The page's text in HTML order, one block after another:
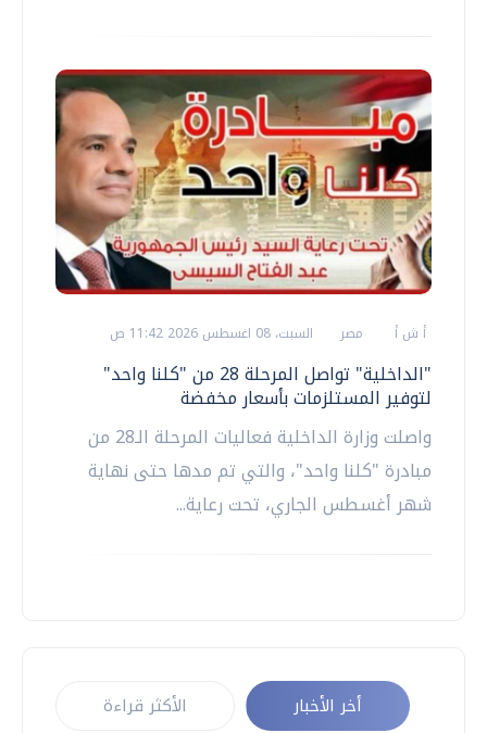
أ ش أ مصر السبت، 08 اغسطس 2026 11:42 ص
"الداخلية" تواصل المرحلة 28 من "كلنا واحد"
لتوفير المستلزمات بأسعار مخفضة
واصلت وزارة الداخلية فعاليات المرحلة الـ28 من
مبادرة "كلنا واحد"، والتي تم مدها حتى نهاية
شهر أغسطس الجاري، تحت رعاية...
أخر الأخبار الأكثر قراءة